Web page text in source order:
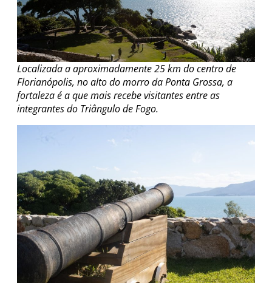
Localizada a aproximadamente 25 km do centro de
Florianópolis, no alto do morro da Ponta Grossa, a
fortaleza é a que mais recebe visitantes entre as
integrantes do Triângulo de Fogo.